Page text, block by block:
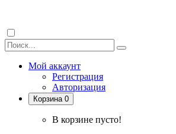
Мой аккаунт
Регистрация
Авторизация
Корзина 0
В корзине пусто!